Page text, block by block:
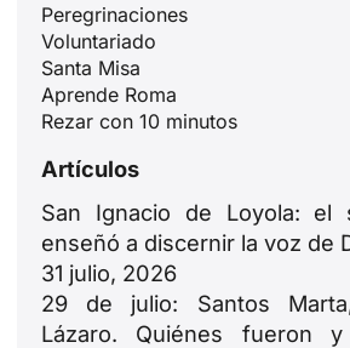
Peregrinaciones
Voluntariado
Santa Misa
Aprende Roma
Rezar con 10 minutos
Artículos
San Ignacio de Loyola: el
enseñó a discernir la voz de
31 julio, 2026
29 de julio: Santos
Lázaro. Quiénes fueron